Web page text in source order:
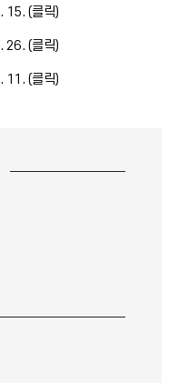
)이
)
아
이
)
(
아
이
15. (클릭)알
(
아
26. (클릭)알
(
11. (클릭)알
이